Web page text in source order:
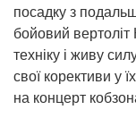
посадку з
бойовий
техніку і живу
свої корективи у
на концерт